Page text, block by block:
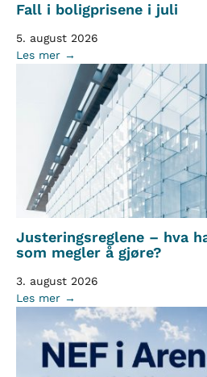
Fall i boligprisene i juli
5. august 2026
Les mer →
Justeringsreglene – hva
som megler å gjøre?
3. august 2026
Les mer →